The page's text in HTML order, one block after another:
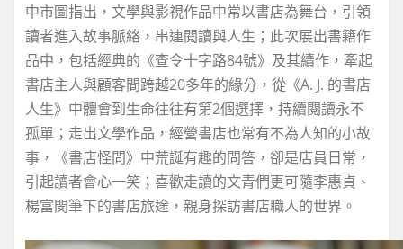
中市圖指出，文學與影視作品中常以書店為舞台，引領
讀者進入故事脈絡，串連閱讀與人生；此次展出書籍作
品中，包括經典的《查令十字路84號》及其續作，牽起
書店主人與顧客間跨越20多年的緣分，從《A. J. 的書店
人生》中體會到生命往往有第2個選擇，持續閱讀永不
孤單；走出文學作品，經營書店也常有不為人知的小故
事，《書店怪問》中荒誕有趣的問答，卻是店員日常，
引起讀者會心一笑；喜歡走讀的文青們更可隨李惠貞、
楊富閔筆下的書店旅途，親身探訪書店職人的世界。